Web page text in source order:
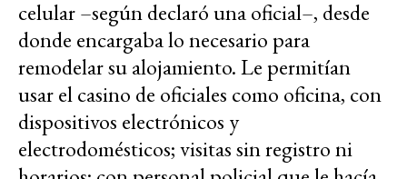
celular –según declaró una oficial–, desde
donde encargaba lo necesario para
remodelar su alojamiento. Le permitían
usar el casino de oficiales como oficina, con
dispositivos electrónicos y
electrodomésticos; visitas sin registro ni